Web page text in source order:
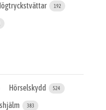
192
Hörselskydd 524
383